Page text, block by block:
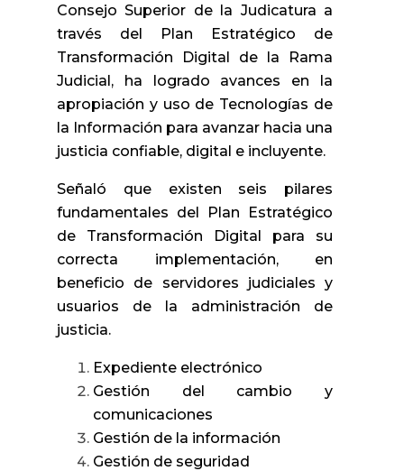
Consejo Superior de la Judicatura a
través del Plan Estratégico de
Transformación Digital de la Rama
Judicial, ha logrado avances en la
apropiación y uso de Tecnologías de
la Información para avanzar hacia una
justicia confiable, digital e incluyente.
Señaló que existen seis pilares
fundamentales del Plan Estratégico
de Transformación Digital para su
correcta implementación, en
beneficio de servidores judiciales y
usuarios de la administración de
justicia.
Expediente electrónico
Gestión del cambio y
comunicaciones
Gestión de la información
Gestión de seguridad